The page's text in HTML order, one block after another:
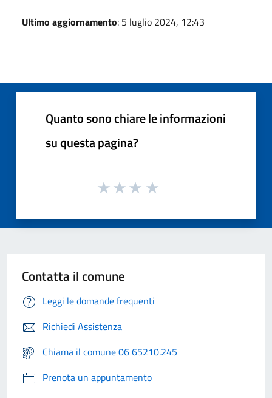
Ultimo aggiornamento: 5 luglio 2024, 12:43
Quanto sono chiare le informazioni
su questa pagina?
Contatta il comune
Leggi le domande frequenti
Richiedi Assistenza
Chiama il comune 06 65210.245
Prenota un appuntamento